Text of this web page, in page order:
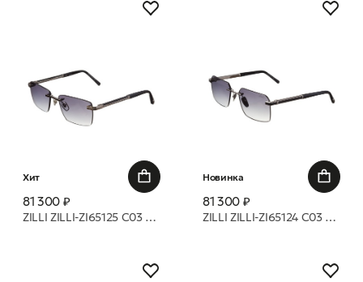
Хит
81 300 ₽
ZILLI ZILLI-ZI65125 C03 оправа
Новинка
81 300 ₽
ZILLI ZILLI-ZI65124 C03 оправа